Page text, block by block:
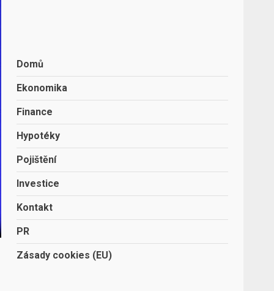
Domů
Ekonomika
Finance
Hypotéky
Pojištění
Investice
Kontakt
PR
Zásady cookies (EU)